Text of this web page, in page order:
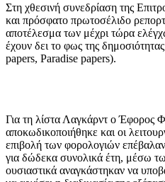
Στη χθεσινή συνεδρίαση της
και πρόσφατο πρωτοσέλιδο
αποτέλεσμα των μέχρι τώρα
έχουν δει το φως της
papers, Paradise papers).
Για τη λίστα Λαγκάρντ ο Έφορος
αποκωδικοποιήθηκε και οι
επιβολή των φορολογιών
για δώδεκα συνολικά έτη, μέσω
ουσιαστικά αναγκάστηκαν να